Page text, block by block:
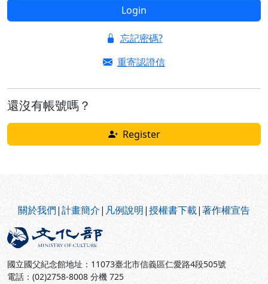
Login
忘記密碼?
重寄認證信
還沒有帳號嗎？
Register
關於我們|計畫簡介| 凡例說明|授權書下載|著作權宣告
國立國父紀念館地址：11073臺北市信義區仁愛路4段505號
電話：(02)2758-8008 分機 725